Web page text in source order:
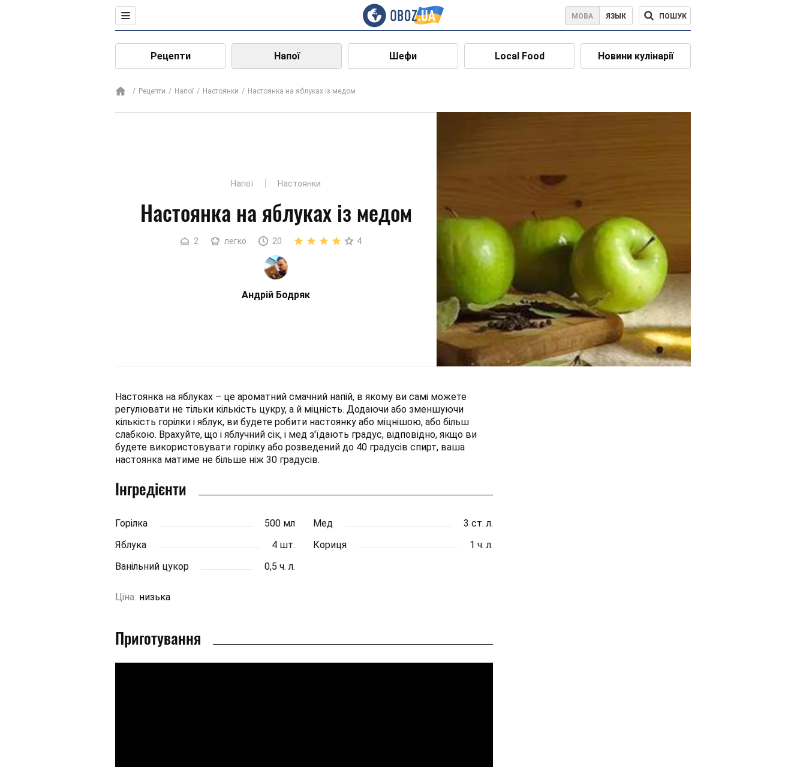
МОВА ЯЗЫК ПОШУК
Рецепти Напої Шефи Local Food Новини кулінарії
Рецепти Напої Настоянки Настоянка на яблуках із медом
Напої Настоянки
Настоянка на яблуках із медом
2 легко 20 4
Андрій Бодряк
Настоянка на яблуках – це ароматний смачний напій, в якому ви самі можете
регулювати не тільки кількість цукру, а й міцність. Додаючи або зменшуючи
кількість горілки і яблук, ви будете робити настоянку або міцнішою, або більш
слабкою. Врахуйте, що і яблучний сік, і мед з'їдають градус, відповідно, якщо ви
будете використовувати горілку або розведений до 40 градусів спирт, ваша
настоянка матиме не більше ніж 30 градусів.
Інгредієнти
Горілка 500 мл Мед
3 ст. л.
Яблука
4 шт. Кориця
1 ч. л.
Ванільний цукор
0,5 ч. л.
Ціна: низька
Приготування